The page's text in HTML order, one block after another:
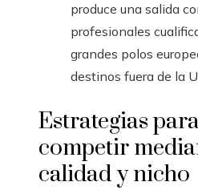
produce una salida
profesionales
grandes polos
destinos fuera de la
Estrategias
competir
calidad y nicho